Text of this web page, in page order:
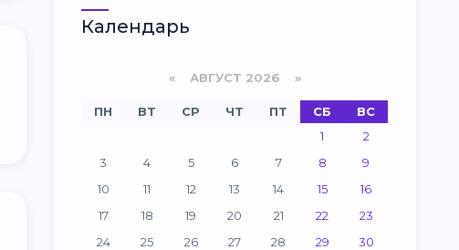
Календарь
«АВГУСТ 2026 »
ПН ВТ СР ЧТ ПТ СБ
ВС
1
2
3
4 5 6 7 8
9
10
11 12 13 14 15
16
17
18 19 20 21 22
23
24
25 26 27 28 29
30